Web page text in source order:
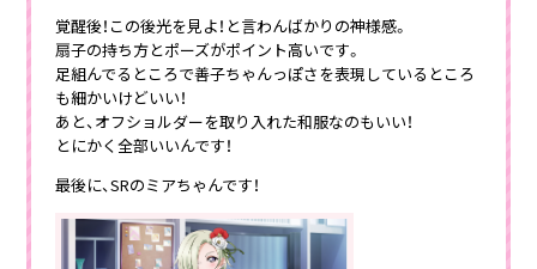
覚醒後！この後光を見よ！と言わんばかりの神様感。
扇子の持ち方とポーズがポイント高いです。
足組んでるところで善子ちゃんっぽさを表現しているところ
も細かいけどいい！
あと、オフショルダーを取り入れた和服なのもいい！
とにかく全部いいんです！
最後に、SRのミアちゃんです！